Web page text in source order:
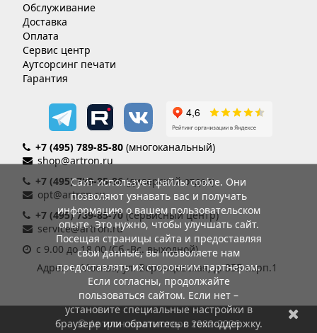
Обслуживание
Доставка
Оплата
Сервис центр
Аутсорсинг печати
Гарантия
+7 (495) 789-85-80 (многоканальный)
shop@artron.ru
+7 (495) 789-85-86(дилерский отдел)
opt@artron.ru
+7 (495) 789-85-70 (сервисный центр)
service@artron.ru
с 9.00 до 18.00 (Сб.-Вс. выходной)
Адрес: г. Москва, ул. Воронцовская, д. 35Б корп.1
© Артрон компьютерс 2002-2026
Сайт использует файлы cookie. Они
позволяют узнавать вас и получать
информацию о вашем пользовательском
опыте. Это нужно, чтобы улучшать сайт.
Посещая страницы сайта и предоставляя
свои данные, вы позволяете нам
предоставлять их сторонним партнерам.
Если согласны, продолжайте
пользоваться сайтом. Если нет –
установите специальные настройки в
браузере или обратитесь в техподдержку.